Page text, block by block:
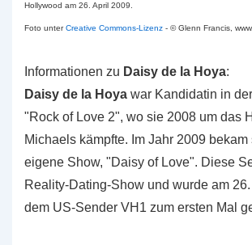
Hollywood am 26. April 2009.
Foto unterCreative Commons-Lizenz - © Glenn Francis,
Informationen zu Daisy de la Hoya:
Daisy de la Hoya war Kandidatin in
"Rock of Love 2", wo sie 2008 um das
Michaels kämpfte. Im Jahr 2009
eigene Show, "Daisy of Love". Diese
Reality-Dating-Show und wurde am
dem US-Sender VH1 zum ersten Mal